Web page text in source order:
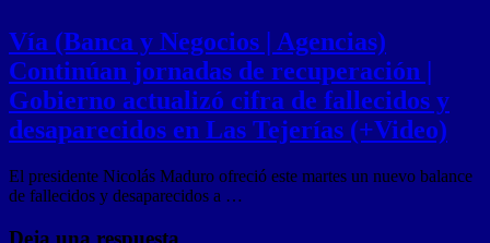
Vía (Banca y Negocios | Agencias)
Continúan jornadas de recuperación |
Gobierno actualizó cifra de fallecidos y
desaparecidos en Las Tejerías (+Video)
El presidente Nicolás Maduro ofreció este martes un nuevo balance
de fallecidos y desaparecidos a …
Deja una respuesta